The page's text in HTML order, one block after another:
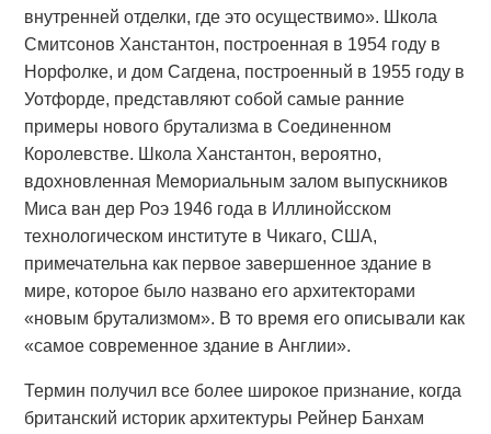
внутренней отделки, где это осуществимо». Школа
Смитсонов Ханстантон, построенная в 1954 году в
Норфолке, и дом Сагдена, построенный в 1955 году в
Уотфорде, представляют собой самые ранние
примеры нового брутализма в Соединенном
Королевстве. Школа Ханстантон, вероятно,
вдохновленная Мемориальным залом выпускников
Миса ван дер Роэ 1946 года в Иллинойсском
технологическом институте в Чикаго, США,
примечательна как первое завершенное здание в
мире, которое было названо его архитекторами
«новым брутализмом». В то время его описывали как
«самое современное здание в Англии».
Термин получил все более широкое признание, когда
британский историк архитектуры Рейнер Банхам